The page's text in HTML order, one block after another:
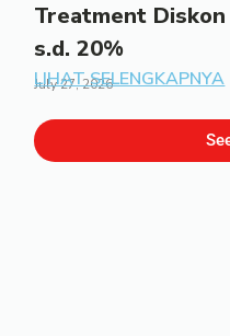
Treatment Diskon
s.d. 20%
July 27, 2026
LIHAT SELENGKAPNYA